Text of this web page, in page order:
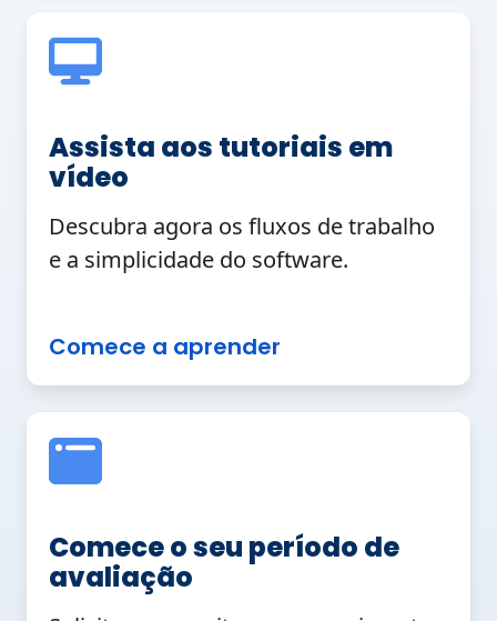
Assista aos tutoriais em
vídeo
Descubra agora os fluxos de trabalho
e a simplicidade do software.
Comece a aprender
Comece o seu período de
avaliação